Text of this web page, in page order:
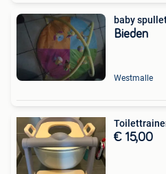
baby
Bieden
Westmalle
€ 15,00